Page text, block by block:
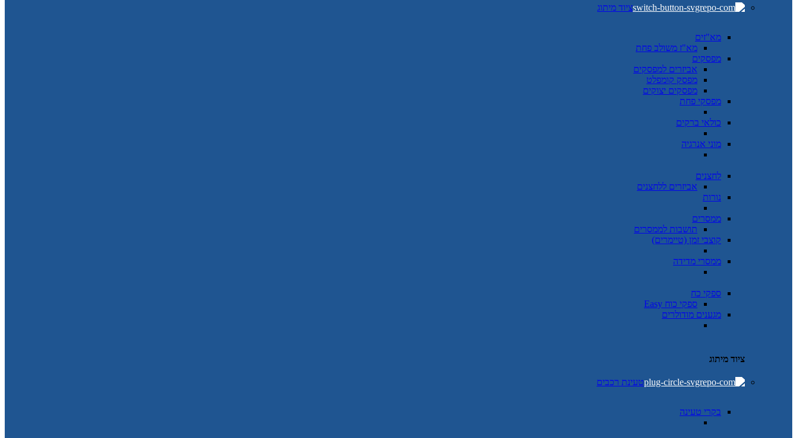
ציוד מיתוג
מא"זים
מא"ז משולב פחת
מפסקים
אביזרים למפסקים
מפסק קומפלט
מפסקים יצוקים
מפסקי פחת
כולאי ברקים
מוני אנרגיה
לחצנים
אביזרים ללחצנים
נורות
ממסרים
תושבות לממסרים
קוצבי זמן (טיימרים)
ממסרי מדידה
ספקי כח
ספקי כוח Easy
מגענים מודולרים
ציוד מיתוג
טעינת רכבים
בקרי טעינה